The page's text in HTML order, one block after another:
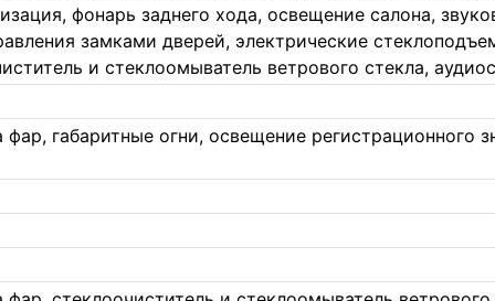
фонарь заднего хода, освещение салона,
замками дверей, электрические
и стеклоомыватель ветрового стекла,
габаритные огни, освещение